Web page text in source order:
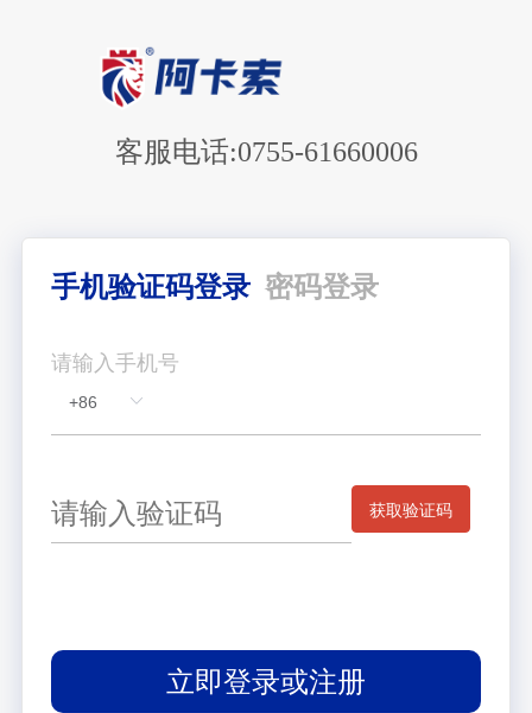
客服电话:0755-61660006
手机验证码登录 密码登录
请输入手机号
获取验证码
立即登录或注册